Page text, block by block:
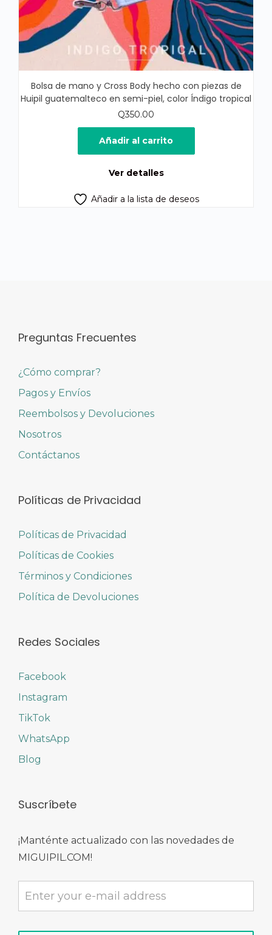
Bolsa de mano y Cross Body hecho con piezas de
Huipil guatemalteco en semi-piel, color Índigo tropical
Q350.00
Añadir al carrito
Ver detalles
Añadir a la lista de deseos
Preguntas Frecuentes
¿Cómo comprar?
Pagos y Envíos
Reembolsos y Devoluciones
Nosotros
Contáctanos
Políticas de Privacidad
Políticas de Privacidad
Políticas de Cookies
Términos y Condiciones
Política de Devoluciones
Redes Sociales
Facebook
Instagram
TikTok
WhatsApp
Blog
Suscríbete
¡Manténte actualizado con las novedades de
MIGUIPIL.COM!